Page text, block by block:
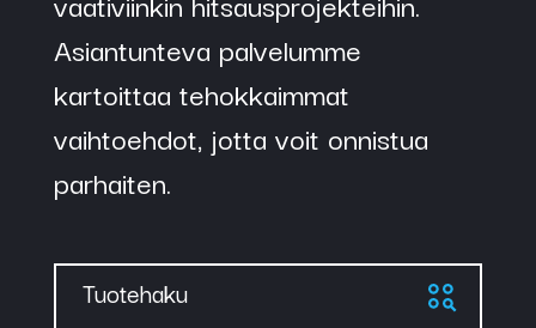
Asiantunteva palvelumme
kartoittaa tehokkaimmat
vaihtoehdot, jotta voit onnistua
parhaiten.
Tuotehaku